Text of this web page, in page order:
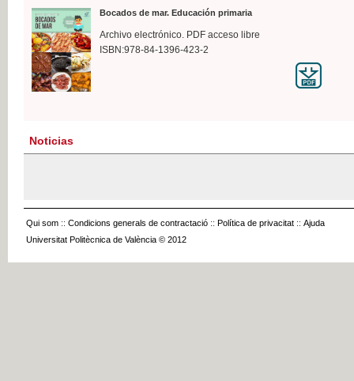
Bocados de mar. Educación primaria
Archivo electrónico. PDF acceso libre
ISBN:978-84-1396-423-2
Noticias
Qui som :: Condicions generals de contractació :: Política de privacitat :: Ajuda
Universitat Politècnica de València © 2012